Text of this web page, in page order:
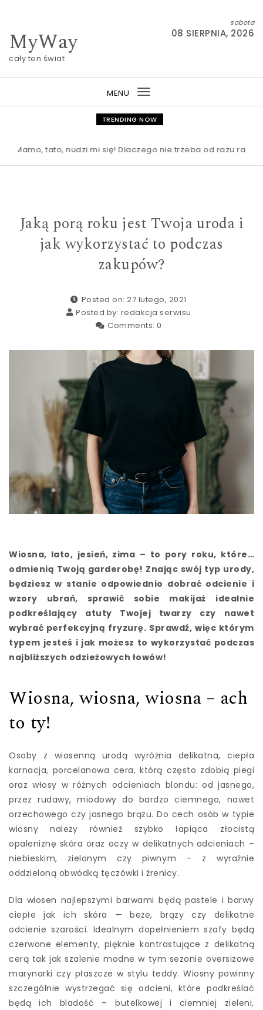
MyWay
cały ten świat
sobota
08 SIERPNIA, 2026
MENU
Toggle
navigation
TRENDING NOW
tato, nudzi mi się! Dlaczego nie trzeba od razu ratować
Jaką porą roku jest Twoja uroda i
jak wykorzystać to podczas
zakupów?
Posted on: 27 lutego, 2021
Posted by: redakcja serwisu
Comments: 0
Wiosna, lato, jesień, zima – to pory roku, które…
odmienią Twoją garderobę! Znając swój typ urody,
będziesz w stanie odpowiednio dobrać odcienie i
wzory ubrań, sprawić sobie makijaż idealnie
podkreślający atuty Twojej twarzy czy nawet
wybrać perfekcyjną fryzurę. Sprawdź, więc którym
typem jesteś i jak możesz to wykorzystać podczas
najbliższych odzieżowych łowów!
Wiosna, wiosna, wiosna – ach
to ty!
Osoby z wiosenną urodą wyróżnia delikatna, ciepła
karnacja, porcelanowa cera, którą często zdobią piegi
oraz włosy w różnych odcieniach blondu: od jasnego,
przez rudawy, miodowy do bardzo ciemnego, nawet
orzechowego czy jasnego brązu. Do cech osób w typie
wiosny należy również szybko łapiąca złocistą
opaleniznę skóra oraz oczy w delikatnych odcieniach –
niebieskim, zielonym czy piwnym – z wyraźnie
oddzieloną obwódką tęczówki i źrenicy.
Dla wiosen najlepszymi barwami będą pastele i barwy
ciepłe jak ich skóra — beże, brązy czy delikatne
odcienie szarości. Idealnym dopełnieniem szafy będą
czerwone elementy, pięknie kontrastujące z delikatną
cerą tak jak szalenie modne w tym sezonie oversizowe
marynarki czy płaszcze w stylu teddy. Wiosny powinny
szczególnie wystrzegać się odcieni, które podkreślać
będą ich bladość – butelkowej i ciemniej zieleni,